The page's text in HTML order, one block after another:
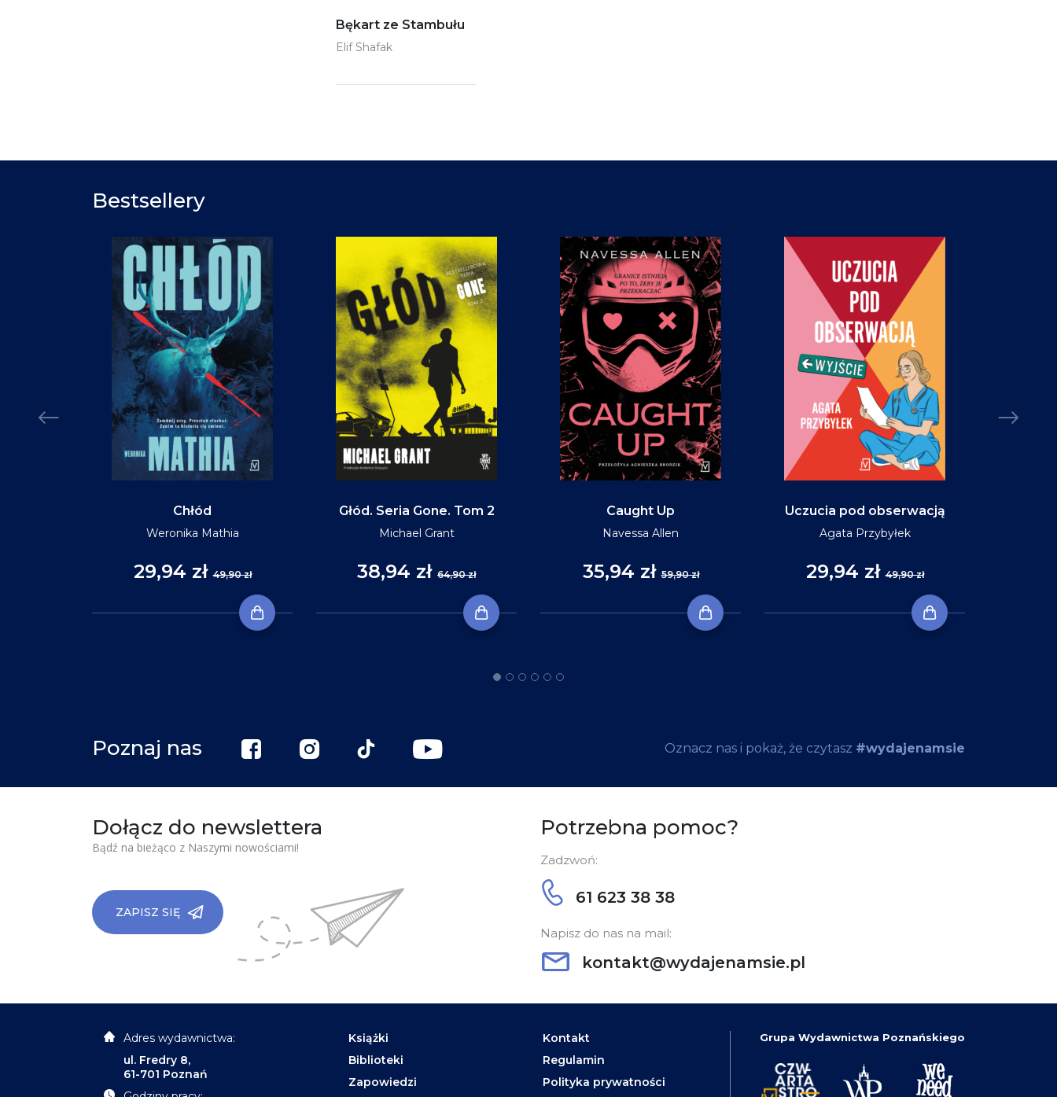
Bękart ze Stambułu
Elif Shafak
Bestsellery
Chłód
Weronika Mathia
29,94 zł49,90 zł
Głód. Seria Gone. Tom 2
Michael Grant
38,94 zł 64,90 zł
Caught Up
Navessa Allen
35,94 zł59,90 zł
Uczucia pod obserwacją
Agata Przybyłek
29,94 zł49,90 zł
Poznaj nas Oznacz nas i pokaż, że czytasz #wydajenamsie
Dołącz do newslettera
Bądź na bieżąco z Naszymi nowościami!
ZAPISZ SIĘ
Potrzebna pomoc?
Zadzwoń:
61 623 38 38
Napisz do nas na mail:
kontakt@wydajenamsie.pl
Adres wydawnictwa:
ul. Fredry 8,
61-701 Poznań
Książki
Biblioteki
Zapowiedzi
Kontakt
Regulamin
Polityka prywatności
Grupa Wydawnictwa Poznańskiego